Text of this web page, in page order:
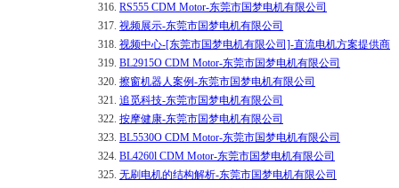
316. RS555 CDM Motor-东莞市国梦电机有限公司
317. 视频展示-东莞市国梦电机有限公司
318. 视频中心-[东莞市国梦电机有限公司]-直流电机方案提供商
319. BL2915O CDM Motor-东莞市国梦电机有限公司
320. 擦窗机器人案例-东莞市国梦电机有限公司
321. 追觅科技-东莞市国梦电机有限公司
322. 按摩健康-东莞市国梦电机有限公司
323. BL5530O CDM Motor-东莞市国梦电机有限公司
324. BL4260l CDM Motor-东莞市国梦电机有限公司
325. 无刷电机的结构解析-东莞市国梦电机有限公司